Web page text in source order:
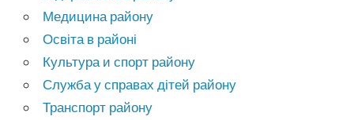
Медицина району
Освіта в районі
Культура и спорт району
Служба у справах дітей району
Транспорт району